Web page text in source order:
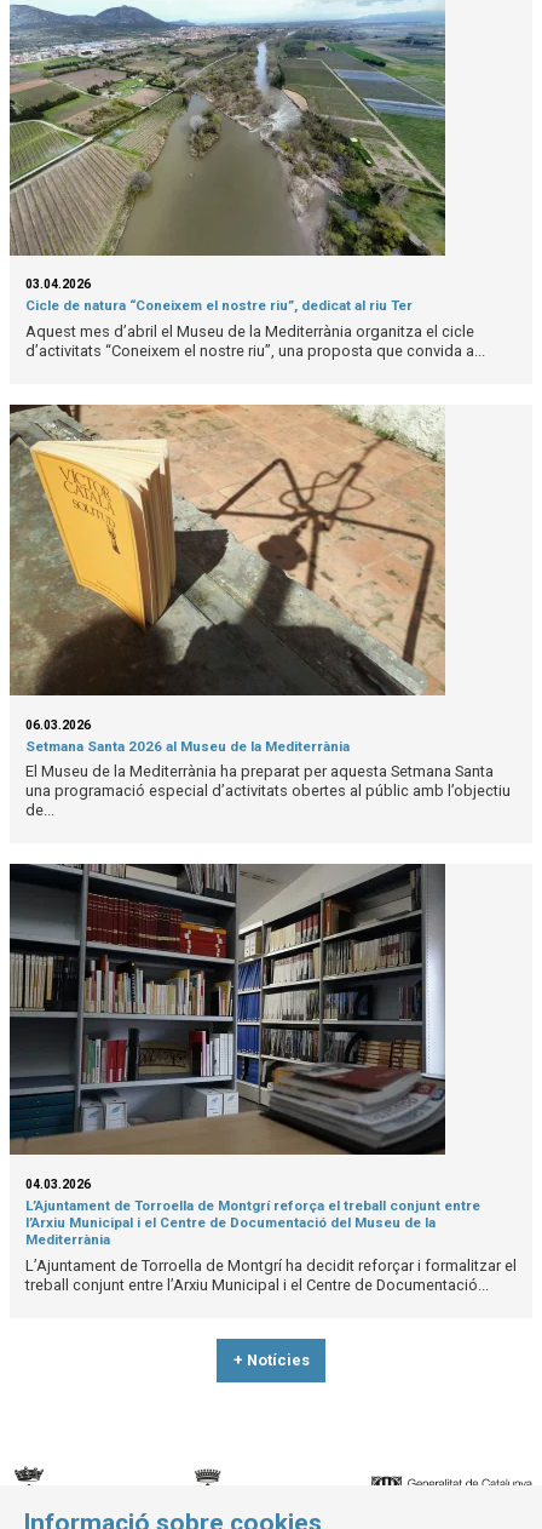
03.04.2026
Cicle de natura “Coneixem el nostre riu”, dedicat al riu Ter
Aquest mes d’abril el Museu de la Mediterrània organitza el cicle
d’activitats “Coneixem el nostre riu”, una proposta que convida a...
06.03.2026
Setmana Santa 2026 al Museu de la Mediterrània
El Museu de la Mediterrània ha preparat per aquesta Setmana Santa
una programació especial d’activitats obertes al públic amb l’objectiu
de...
04.03.2026
L’Ajuntament de Torroella de Montgrí reforça el treball conjunt entre
l’Arxiu Municipal i el Centre de Documentació del Museu de la
Mediterrània
L’Ajuntament de Torroella de Montgrí ha decidit reforçar i formalitzar el
treball conjunt entre l’Arxiu Municipal i el Centre de Documentació...
+ Notícies
Informació sobre cookies